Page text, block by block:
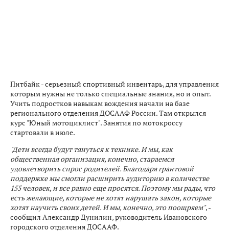
Питбайк - серьезный спортивный инвентарь, для управления
которым нужны не только специальные знания, но и опыт.
Учить подростков навыкам вождения начали на базе
регионального отделения ДОСААФ России. Там открылся
курс "Юный мотоциклист". Занятия по мотокроссу
стартовали в июле.
"Дети всегда будут тянуться к технике. И мы, как
общественная организация, конечно, стараемся
удовлетворить спрос родителей. Благодаря грантовой
поддержке мы смогли расширить аудиторию в количестве
155 человек, и все равно еще просятся. Поэтому мы рады, что
есть желающие, которые не хотят нарушать закон, которые
хотят научить своих детей. И мы, конечно, это поощряем", -
сообщил Александр Дунилин, руководитель Ивановского
городского отделения ДОСААФ.